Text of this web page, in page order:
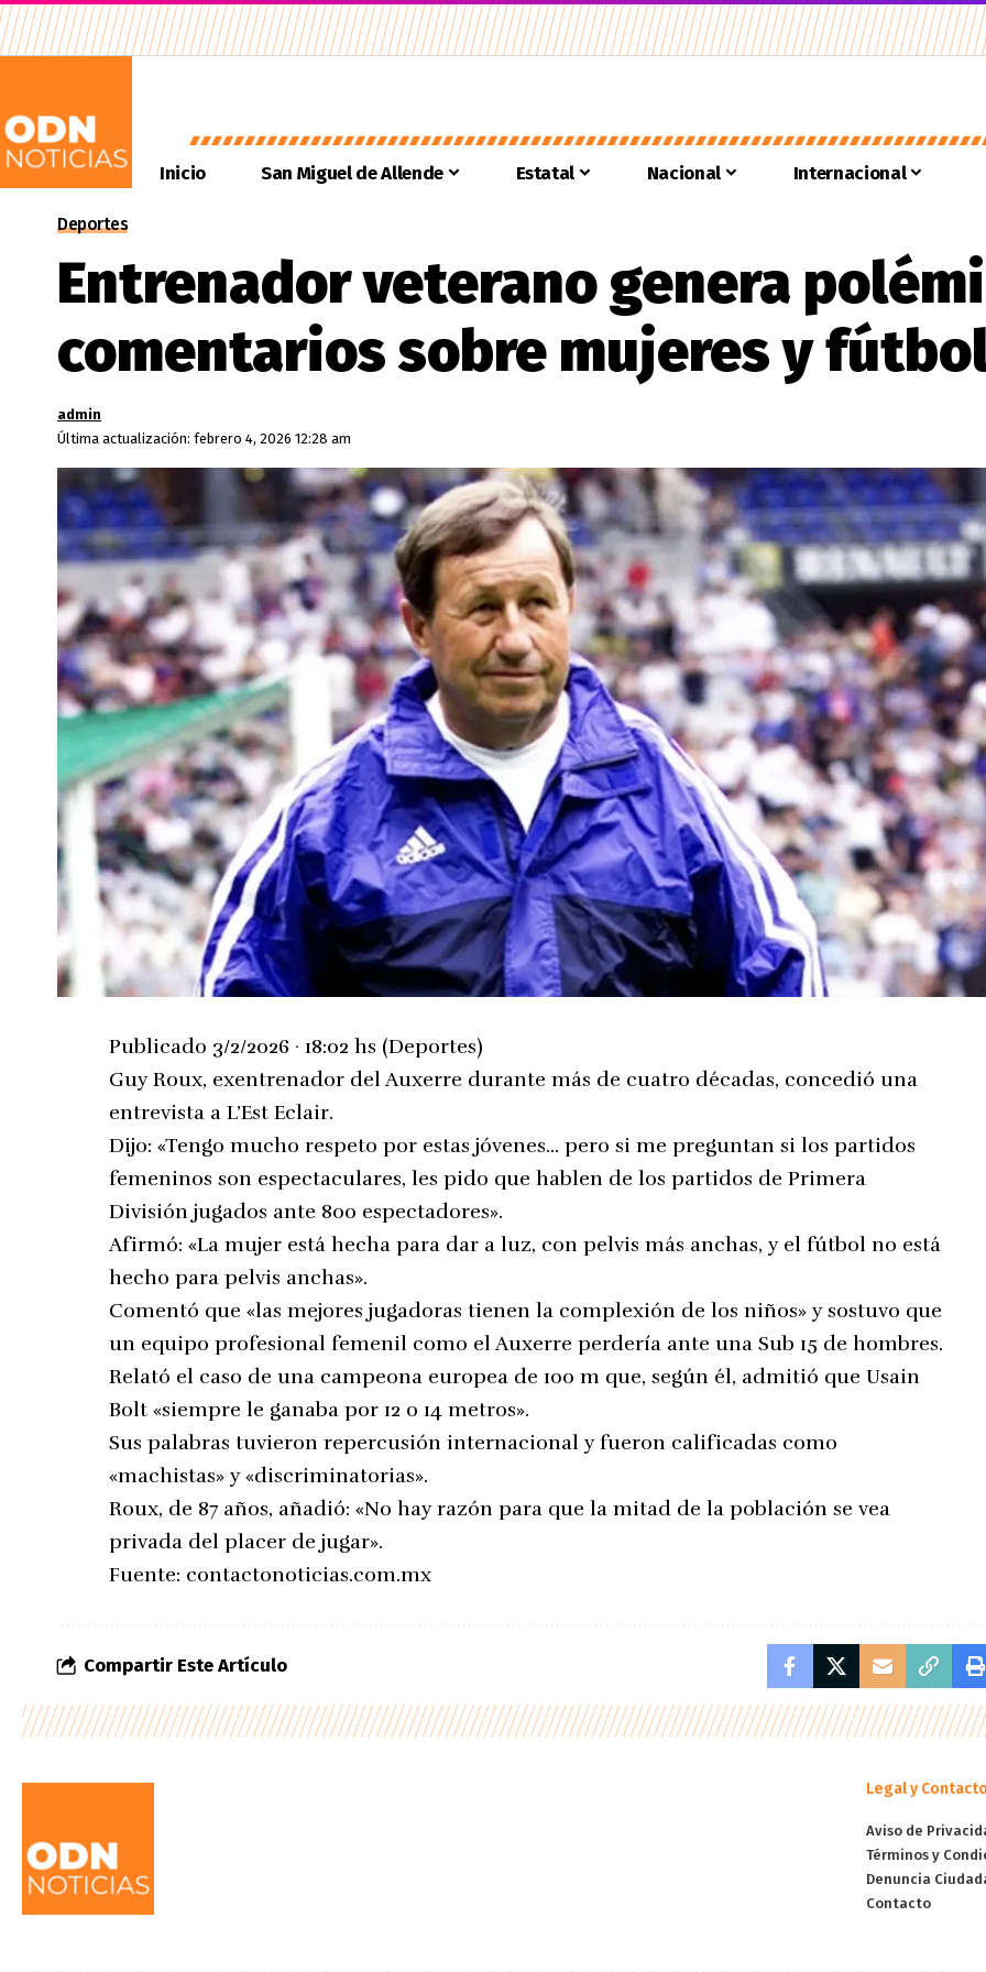
Inicio San Miguel de Allende Estatal Nacional Internacional
Deportes
Entrenador veterano genera
comentarios sobre mujeres y
Última actualización: febrero 4, 2026 12:28 am
admin
Publicado 3/2/2026 · 18:02 hs (Deportes)
Guy Roux, exentrenador del Auxerre durante más de cuatro décadas, concedió una
entrevista a L’Est Eclair.
Dijo: «Tengo mucho respeto por estas jóvenes… pero si me preguntan si los partidos
femeninos son espectaculares, les pido que hablen de los partidos de Primera
División jugados ante 800 espectadores».
Afirmó: «La mujer está hecha para dar a luz, con pelvis más anchas, y el fútbol no está
hecho para pelvis anchas».
Comentó que «las mejores jugadoras tienen la complexión de los niños» y sostuvo que
un equipo profesional femenil como el Auxerre perdería ante una Sub 15 de hombres.
Relató el caso de una campeona europea de 100 m que, según él, admitió que Usain
Bolt «siempre le ganaba por 12 o 14 metros».
Sus palabras tuvieron repercusión internacional y fueron calificadas como
«machistas» y «discriminatorias».
Roux, de 87 años, añadió: «No hay razón para que la mitad de la población se vea
privada del placer de jugar».
Fuente: contactonoticias.com.mx
Compartir Este Artículo
Legal y Contacto
Aviso de
Términos y
Denuncia
Contacto